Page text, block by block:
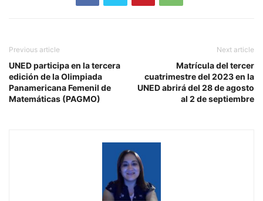
Previous article
UNED participa en la tercera
edición de la Olimpiada
Panamericana Femenil de
Matemáticas (PAGMO)
Next article
Matrícula del tercer
cuatrimestre del 2023 en la
UNED abrirá del 28 de agosto
al 2 de septiembre